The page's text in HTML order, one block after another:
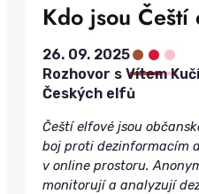
Kdo jsou Čeští
26. 09. 2025•••
Rozhovor s Vítem
Českých elfů
Čeští elfové jsou
boj proti dezinformacím
v online prostoru.
monitorují a analyzují